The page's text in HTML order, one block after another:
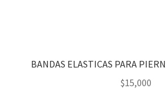
BANDAS ELASTICAS PARA
$15,000